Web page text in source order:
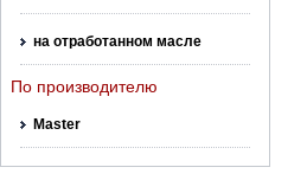
на отработанном масле
По производителю
Master